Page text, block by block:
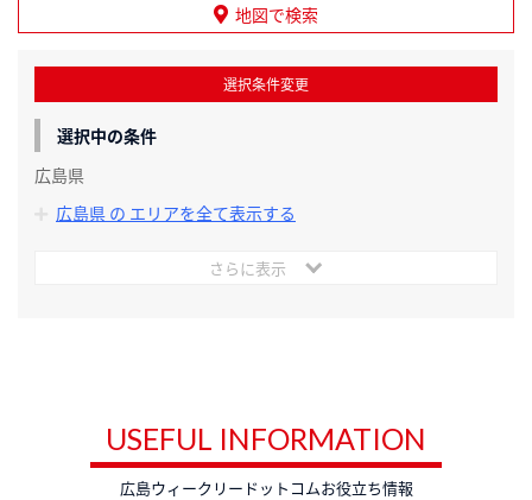
地図で検索
選択条件変更
選択中の条件
広島県
広島県 の エリアを全て表示する
さらに表示
USEFUL INFORMATION
広島ウィークリードットコムお役立ち情報